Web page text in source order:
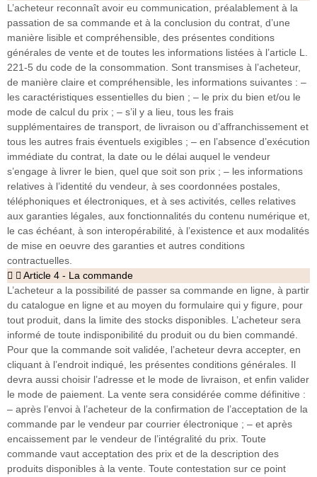
L’acheteur reconnaît avoir eu communication, préalablement à la
passation de sa commande et à la conclusion du contrat, d’une
manière lisible et compréhensible, des présentes conditions
générales de vente et de toutes les informations listées à l’article L.
221-5 du code de la consommation. Sont transmises à l’acheteur,
de manière claire et compréhensible, les informations suivantes : –
les caractéristiques essentielles du bien ; – le prix du bien et/ou le
mode de calcul du prix ; – s’il y a lieu, tous les frais
supplémentaires de transport, de livraison ou d’affranchissement et
tous les autres frais éventuels exigibles ; – en l’absence d’exécution
immédiate du contrat, la date ou le délai auquel le vendeur
s’engage à livrer le bien, quel que soit son prix ; – les informations
relatives à l’identité du vendeur, à ses coordonnées postales,
téléphoniques et électroniques, et à ses activités, celles relatives
aux garanties légales, aux fonctionnalités du contenu numérique et,
le cas échéant, à son interopérabilité, à l’existence et aux modalités
de mise en oeuvre des garanties et autres conditions
contractuelles.
Article 4 - La commande
L’acheteur a la possibilité de passer sa commande en ligne, à partir
du catalogue en ligne et au moyen du formulaire qui y figure, pour
tout produit, dans la limite des stocks disponibles. L’acheteur sera
informé de toute indisponibilité du produit ou du bien commandé.
Pour que la commande soit validée, l’acheteur devra accepter, en
cliquant à l’endroit indiqué, les présentes conditions générales. Il
devra aussi choisir l’adresse et le mode de livraison, et enfin valider
le mode de paiement. La vente sera considérée comme définitive :
– après l’envoi à l’acheteur de la confirmation de l’acceptation de la
commande par le vendeur par courrier électronique ; – et après
encaissement par le vendeur de l’intégralité du prix. Toute
commande vaut acceptation des prix et de la description des
produits disponibles à la vente. Toute contestation sur ce point